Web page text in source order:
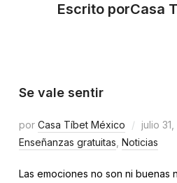
Escrito porCasa
Se vale sentir
por Casa Tíbet México julio
Enseñanzas gratuitas Noticias
Las emociones no son ni buenas